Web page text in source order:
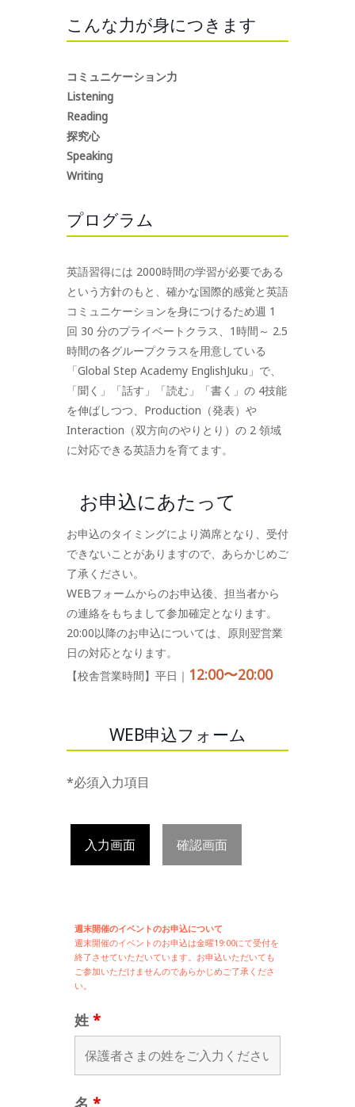
こんな力が身につきます
コミュニケーション力
Listening
Reading
探究心
Speaking
Writing
プログラム
英語習得には 2000時間の学習が必要である
という方針のもと、確かな国際的感覚と英語
コミュニケーションを身につけるため週 1
回 30 分のプライベートクラス、1時間～ 2.5
時間の各グループクラスを用意している
「Global Step Academy EnglishJuku」で、
「聞く」「話す」「読む」「書く」の 4技能
を伸ばしつつ、Production（発表）や
Interaction（双方向のやりとり）の 2 領域
に対応できる英語力を育てます。
お申込にあたって
お申込のタイミングにより満席となり、受付
できないことがありますので、あらかじめご
了承ください。
WEBフォームからのお申込後、担当者から
の連絡をもちまして参加確定となります。
20:00以降のお申込については、原則翌営業
日の対応となります。
【校舎営業時間】平日｜ 12:00〜20:00
WEB申込フォーム
*必須入力項目
入力画面 確認画面
週末開催のイベントのお申込について
週末開催のイベントのお申込は金曜19:00にて受付を
終了させていただいています。お申込いただいても
ご参加いただけませんのであらかじめご了承くださ
い。
姓 *